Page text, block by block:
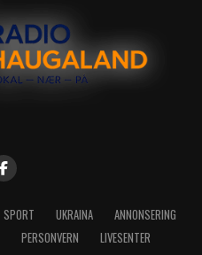
SPORT UKRAINA
ANNONSERING
PERSONVERN LIVESENTER